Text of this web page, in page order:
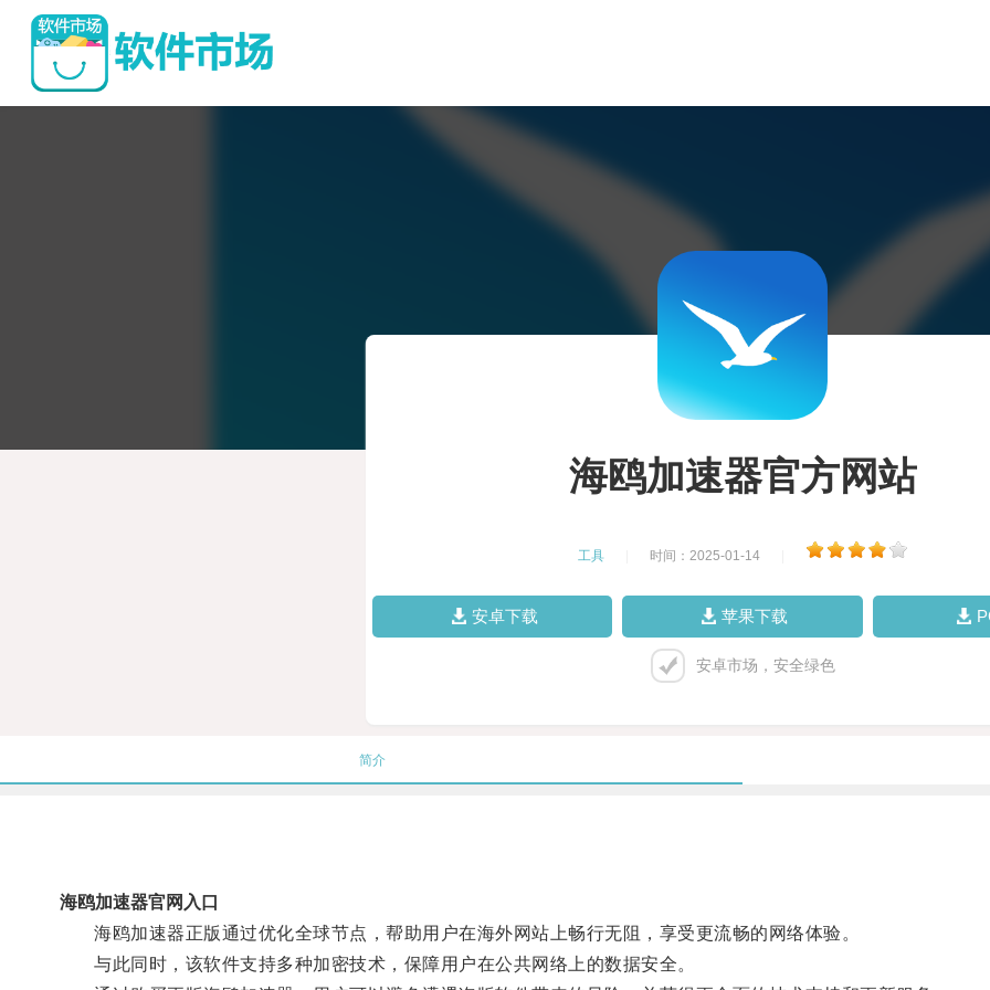
海鸥加速器官方网站
工具 时间：2025-01-14
安卓下载 苹果下载
安卓市场，安全绿色
简介
海鸥加速器官网入口
海鸥加速器正版通过优化全球节点，帮助用户在海外网站上畅行无阻，享受更流畅的网络体验。
与此同时，该软件支持多种加密技术，保障用户在公共网络上的数据安全。